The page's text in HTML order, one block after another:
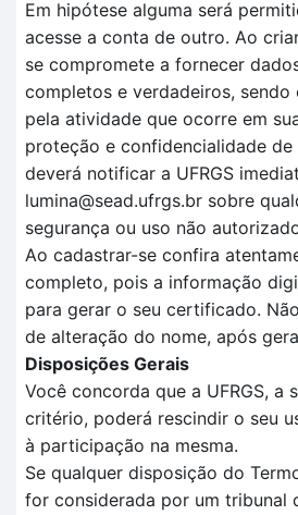
Em hipótese alguma será
acesse a conta de outro. Ao
se compromete a fornecer
completos e verdadeiros, sendo
pela atividade que ocorre em
proteção e confidencialidade de
deverá notificar a UFRGS
lumina@sead.ufrgs.br sobre
segurança ou uso não
Ao cadastrar-se confira
completo, pois a informação
para gerar o seu certificado.
de alteração do nome, após
Disposições Gerais
Você concorda que a UFRGS, a
critério, poderá rescindir o seu
à participação na mesma.
Se qualquer disposição do
for considerada por um tribunal